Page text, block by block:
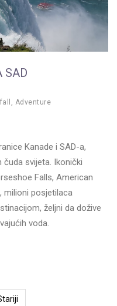
SAD
Adventure
Kanade i SAD-a,
čuda svijeta. Ikonički
Falls, American
milioni posjetilaca
željni da dožive
voda.